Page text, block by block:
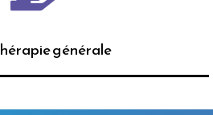
générale